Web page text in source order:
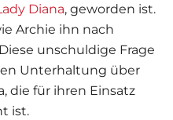
Diana, geworden ist.
Archie ihn nach
unschuldige Frage
Unterhaltung über
die für ihren Einsatz
ist.